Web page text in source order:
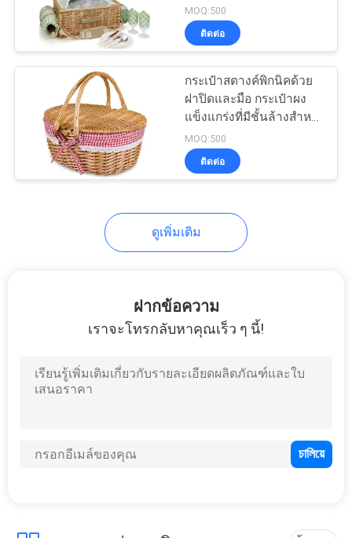
กระเป๋าเป้กันน้ำ
Eva อิเล็กทรอนิกส์
รับวันอีสเตอร์ วันแม่ แคมป์
กลางแจ้ง
MOQ:500
ติดต่อ
กระเป๋าสตางค์พิกนิคด้วย
ฝาปิดและมือ กระเป๋าผง
แข็งแกร่งที่มีชั้นล้างสําห
รับวันอีสเตอร์ วันแม่ แคมป์
กลางแจ้ง
MOQ:500
ติดต่อ
ดูเพิ่มเติม
ฝากข้อความ
เราจะโทรกลับหาคุณเร็ว ๆ นี้!